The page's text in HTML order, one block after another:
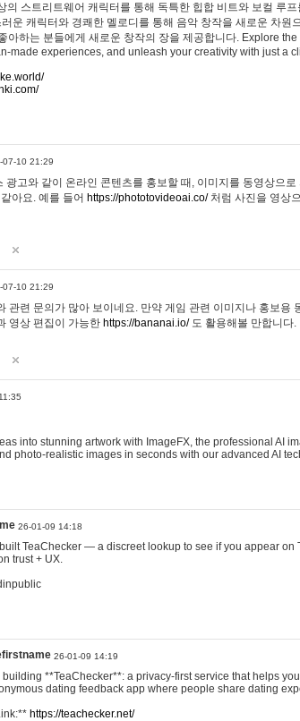
의 스트리트웨어 캐릭터를 통해 독특한 힙합 비트와 보컬 루
운 캐릭터와 경쾌한 멜로디를 통해 음악 창작을 새로운 차원
아하는 분들에게 새로운 창작의 장을 제공합니다. Explore
made experiences, and unleash your creativity with just a
07-10 21:29
광고와 같이 온라인 콘텐츠를 홍보할 때, 이미지를 동영상으
아요. 예를 들어 https://phototovideoai.co/처럼 사진을 영상
07-10 21:29
관련 문의가 많아 보이네요. 만약 게임 관련 이미지나 홍보용
영상 편집이 가능한 https://bananai.io/도 활용해볼 만합니다.
into stunning artwork with ImageFX, the professional AI
photo-realistic images in seconds with our advanced AI
26-01-09 14:18
TeaChecker — a discreet lookup to see if you appear on
trust + UX.
26-01-09 14:19
building **TeaChecker**: a privacy-first service that helps
dating feedback app where people share dating
https://teachecker.net/